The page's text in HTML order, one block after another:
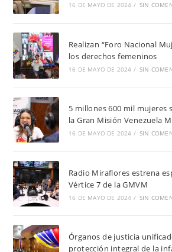
16 DE MAYO DE 2024 / SIN
Realizan “Foro Nacional
los derechos femeninos
16 DE MAYO DE 2024 / SIN
5 millones 600 mil mujeres
la Gran Misión Venezuela
16 DE MAYO DE 2024 / SIN
Radio Miraflores estrena
Vértice 7 de la GMVM
16 DE MAYO DE 2024 / SIN
Órganos de justicia
protección integral de la